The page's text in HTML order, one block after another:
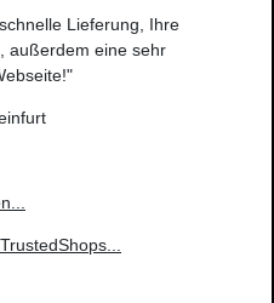
Lieferung, Ihre
außerdem eine sehr